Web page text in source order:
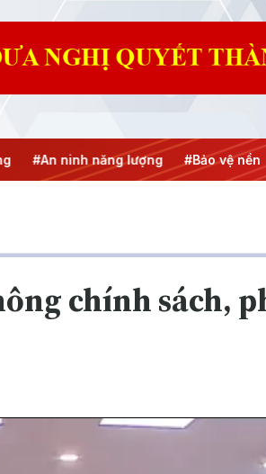
lượng #Bảo vệ nền tảng tư tưởng
chính sách,